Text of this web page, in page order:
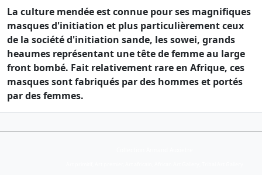
La culture mendée est connue pour ses magnifiques
masques d'initiation et plus particulièrement ceux
de la société d'initiation sande, les sowei, grands
heaumes représentant une tête de femme au large
front bombé. Fait relativement rare en Afrique, ces
masques sont fabriqués par des hommes et portés
par des femmes.